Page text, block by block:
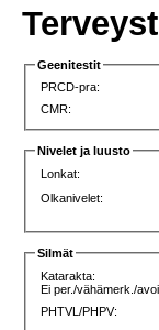
Geenitestit
PRCD-pra:
CMR:
Nivelet ja luusto
Lonkat:
Olkanivelet:
Silmät
Katarakta:
Ei per./vähämerk./
PHTVL/PHPV: